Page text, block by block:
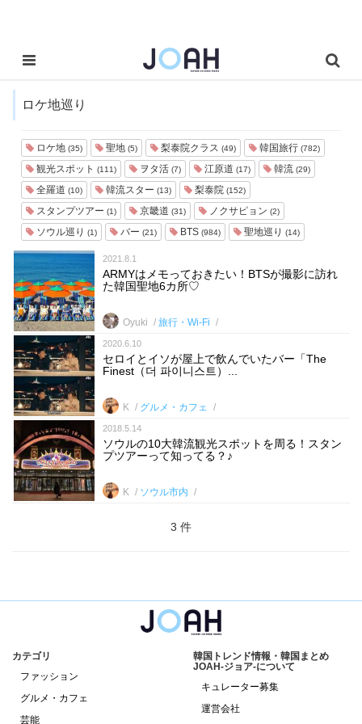
ロケ地巡り
ロケ地 (35) 聖地 (5) 梨泰院クラス (49) 韓国旅行 (782)
観光スポット (111) ヲタ活 (7) 江原道 (17) 韓流 (29)
全羅道 (10) 韓流スター (13) 梨泰院 (152)
スタンプツアー (1) 京畿道 (31) ノクサピョン (2)
ソウル巡り (1) バー (21) BTS (984) 聖地巡り (14)
2021.8.1
ARMYはメモっておきたい！BTSが撮影に訪れ
た韓国聖地6カ所♡
Oyuki 旅行・Wi-Fi
2020.6.10
セロイとイソが屋上で飲んでいたバー「The
Finest（더 파이니스트）...
K グルメ・カフェ
2018.5.14
ソウルの10大韓流観光スポットを周る！スタン
プツアーって知ってる？♪
K ソウル市内
3 件
カテゴリ
ファッション
グルメ・カフェ
芸能
韓国トレンド情報・韓国まとめ
JOAH-ジョア-について
キュレーター募集
運営会社